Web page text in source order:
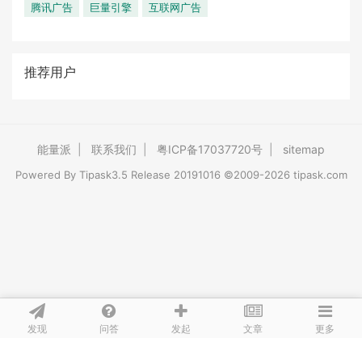
发现 问答 发起 文章 更多
腾讯广告
巨量引擎 互联网广告
推荐用户
能量派 联系我们 粤ICP备17037720号 sitemap
Powered By Tipask3.5 Release 20191016 ©2009-2026 tipask.com